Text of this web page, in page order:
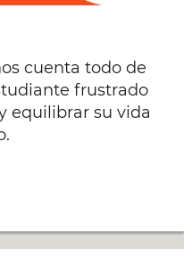
cuenta todo de
frustrado
equilibrar su vida